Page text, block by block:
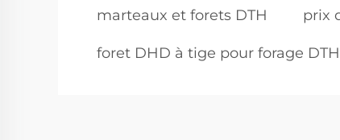
marteaux et forets DTH prix
foret DHD à tige pour forage DTH